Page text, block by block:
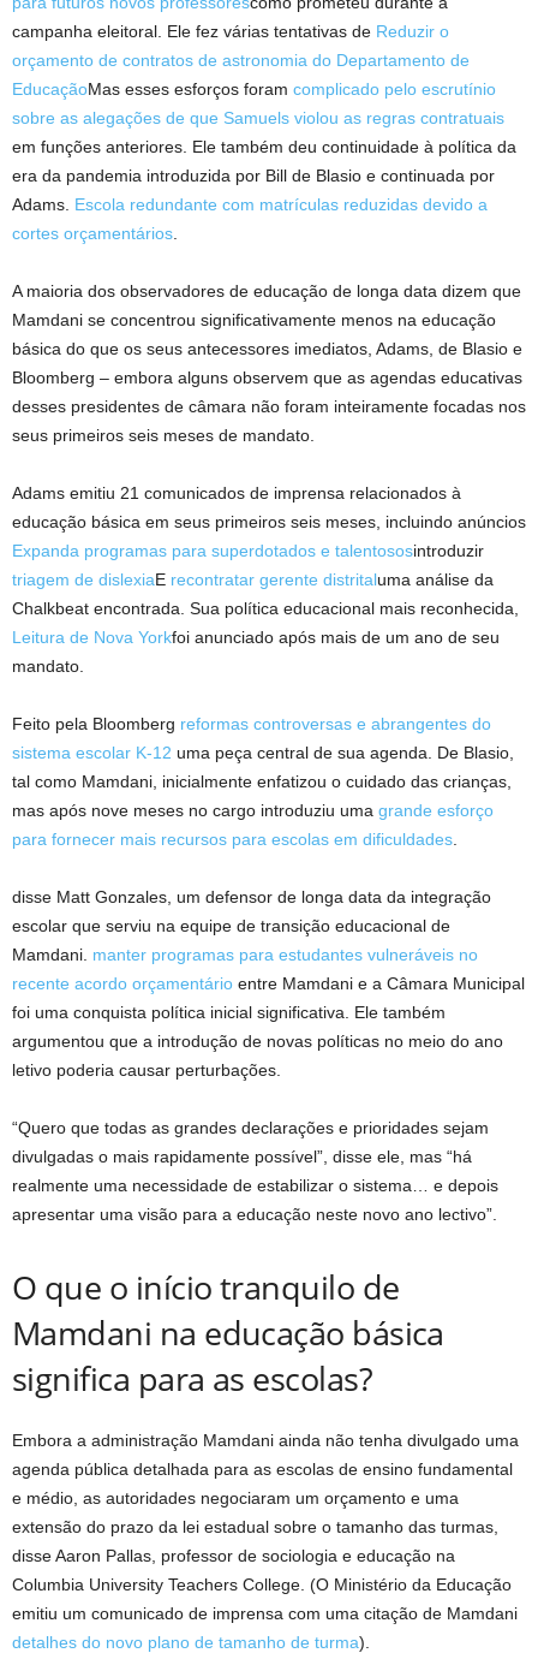
campanha eleitoral. Ele fez várias tentativas de Reduzir o
orçamento de contratos de astronomia do Departamento de
EducaçãoMas esses esforços foram complicado pelo escrutínio
sobre as alegações de que Samuels violou as regras contratuais
em funções anteriores. Ele também deu continuidade à política da
era da pandemia introduzida por Bill de Blasio e continuada por
Adams. Escola redundante com matrículas reduzidas devido a
cortes orçamentários
A maioria dos observadores de educação de longa data dizem que
Mamdani se concentrou significativamente menos na educação
básica do que os seus antecessores imediatos, Adams, de Blasio e
Bloomberg – embora alguns observem que as agendas educativas
desses presidentes de câmara não foram inteiramente focadas nos
seus primeiros seis meses de mandato.
Adams emitiu 21 comunicados de imprensa relacionados à
educação básica em seus primeiros seis meses, incluindo anúncios
Expanda programas para superdotados e talentososintroduzir
triagem de dislexiaE recontratar gerente distritaluma análise da
Chalkbeat encontrada. Sua política educacional mais reconhecida,
Leitura de Nova Yorkfoi anunciado após mais de um ano de seu
mandato.
Feito pela Bloomberg reformas controversas e abrangentes do
sistema escolar K-12 uma peça central de sua agenda. De Blasio,
tal como Mamdani, inicialmente enfatizou o cuidado das crianças,
mas após nove meses no cargo introduziu uma grande esforço
para fornecer mais recursos para escolas em dificuldades
disse Matt Gonzales, um defensor de longa data da integração
escolar que serviu na equipe de transição educacional de
Mamdani. manter programas para estudantes vulneráveis ​​no
recente acordo orçamentário entre Mamdani e a Câmara Municipal
foi uma conquista política inicial significativa. Ele também
argumentou que a introdução de novas políticas no meio do ano
letivo poderia causar perturbações.
“Quero que todas as grandes declarações e prioridades sejam
divulgadas o mais rapidamente possível”, disse ele, mas “há
realmente uma necessidade de estabilizar o sistema… e depois
apresentar uma visão para a educação neste novo ano lectivo”.
O que o início tranquilo de
Mamdani na educação básica
significa para as escolas?
Embora a administração Mamdani ainda não tenha divulgado uma
agenda pública detalhada para as escolas de ensino fundamental
e médio, as autoridades negociaram um orçamento e uma
extensão do prazo da lei estadual sobre o tamanho das turmas,
disse Aaron Pallas, professor de sociologia e educação na
Columbia University Teachers College. (O Ministério da Educação
emitiu um comunicado de imprensa com uma citação de Mamdani
detalhes do novo plano de tamanho de turma).